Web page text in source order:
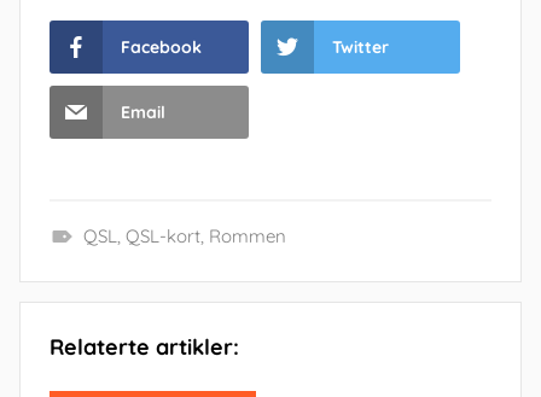
Facebook Twitter
Email
QSL, QSL-kort, Rommen
Relaterte artikler: